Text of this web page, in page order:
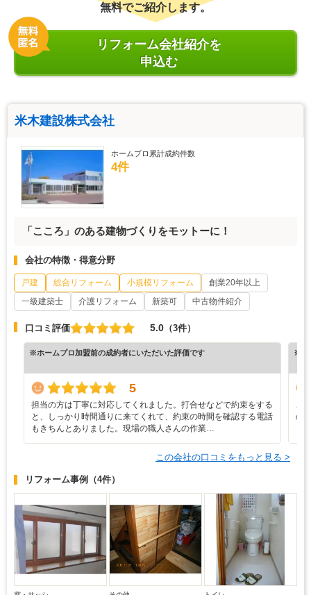
無料でご紹介します。
リフォーム会社紹介を
申込む
米木建設株式会社
ホームプロ累計成約件数
4件
「こころ」のある建物づくりをモットーに！
会社の特徴・得意分野
戸建 総合リフォーム 小規模リフォーム
創業20年以上
一級建築士
介護リフォーム 新築可 中古物件紹介
口コミ評価 5.0 （3件）
※ホームプロ加盟前の成約者にいただいた評価です
5
担当の方は丁寧に対応してくれました。打合せなどで約束をする
と、しっかり時間通りに来てくれて、約束の時間を確認する電話
もきちんとありました。現場の職人さんの作業…
※ホ
こ
の
この会社の口コミをもっと見る >
リフォーム事例 （4件）